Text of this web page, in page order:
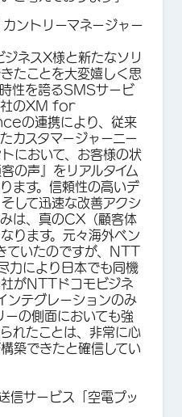
ントリーマネージャー
ネスX様と新たなソリ
たことを大変嬉しく思
性を誇るSMSサービ
社のXM for
連携により、従来
カスタマージャーニー
において、お客様の状
の声』をリアルタイム
ます。信頼性の高いデ
して迅速な改善アクシ
は、真のCX（顧客体
ります。元々海外ベン
ていたのですが、NTT
力により日本でも同機
がNTTドコモビジネ
ンテグレーションのみ
ーの側面においても強
れたことは、非常に心
築できたと確信してい
サービス「空電プッ